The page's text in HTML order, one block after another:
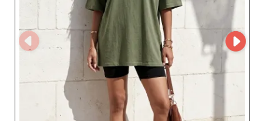
vêtements proposés sont pensés pour
répondre aux exigences d’une clientèle
en quête d’authenticité, de durabilité et
En intégrant cette catégorie à votre
stratégie d’achat, vous bénéficiez d’un
réseau de professionnels reconnus,